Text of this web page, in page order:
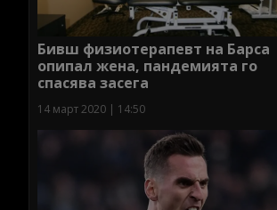
Бивш физиотерапевт на Барса
опипал жена, пандемията го
спасява засега
14 март 2020 | 14:50